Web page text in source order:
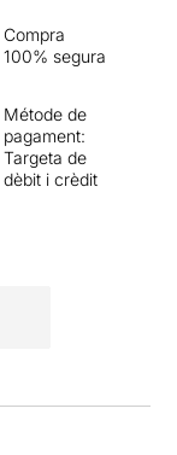
et fa
Compra
100% segura
Métode de
pagament:
Targeta de
dèbit i crèdit